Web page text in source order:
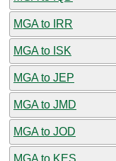
MGA to IRR
MGA to ISK
MGA to JEP
MGA to JMD
MGA to JOD
MGA to KES